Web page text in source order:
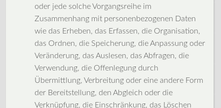
oder jede solche Vorgangsreihe im
Zusammenhang mit personenbezogenen Daten
wie das Erheben, das Erfassen, die Organisation,
das Ordnen, die Speicherung, die Anpassung oder
Veränderung, das Auslesen, das Abfragen, die
Verwendung, die Offenlegung durch
Übermittlung, Verbreitung oder eine andere Form
der Bereitstellung, den Abgleich oder die
Verknüpfung, die Einschränkung, das Löschen